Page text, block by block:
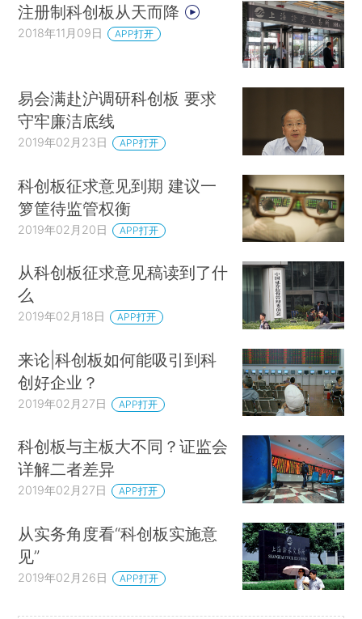
注册制科创板从天而降
2018年11月09日 APP打开
易会满赴沪调研科创板 要求
守牢廉洁底线
2019年02月23日 APP打开
科创板征求意见到期 建议一
箩筐待监管权衡
2019年02月20日 APP打开
从科创板征求意见稿读到了什
么
2019年02月18日 APP打开
来论|科创板如何能吸引到科
创好企业？
2019年02月27日 APP打开
科创板与主板大不同？证监会
详解二者差异
2019年02月27日 APP打开
从实务角度看“科创板实施意
见”
2019年02月26日 APP打开